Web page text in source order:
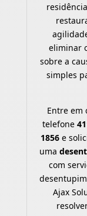
eliminar
sobre a
simples
Entre em
telefone
1856e
uma
com
Ajax